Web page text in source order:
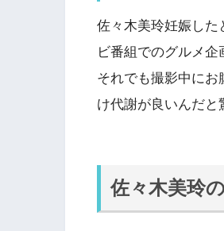
佐々木美玲妊娠した
ビ番組でのグルメ企
それでも撮影中に
け代謝が良いんだと
佐々木美玲